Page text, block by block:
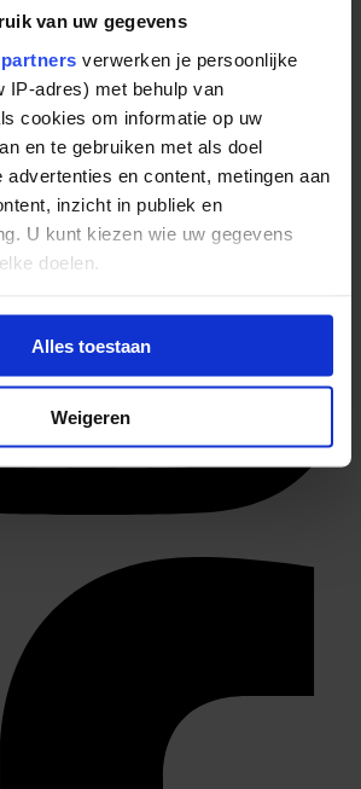
van uw gegevens
verwerken je persoonlijke
IP-adres) met behulp van
cookies om informatie op uw
en te gebruiken met als doel
advertenties en content, metingen aan
inzicht in publiek en
U kunt kiezen wie uw gegevens
doelen.
we ook graag:
over uw geografische
een paar meter nauwkeurig kan zijn
identificeren door het actief te
eigenschappen (fingerprinting)
uw persoonlijke gegevens worden
voorkeuren in het
detailgedeelte
om content en advertenties te
functies voor social media te bieden
te analyseren. Ook delen we
gebruik van onze site met onze
media, adverteren en analyse. Deze
gegevens combineren met andere
Alles toestaan
Weigeren